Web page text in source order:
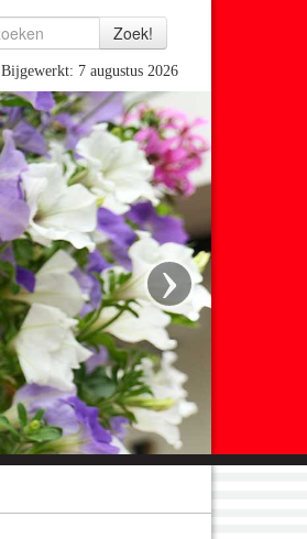
Bijgewerkt: 7 augustus 2026
›